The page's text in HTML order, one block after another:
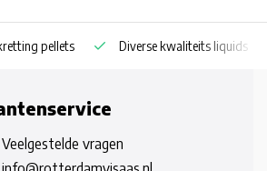
pellets Diverse kwaliteits liquids
Veelgestelde vragen